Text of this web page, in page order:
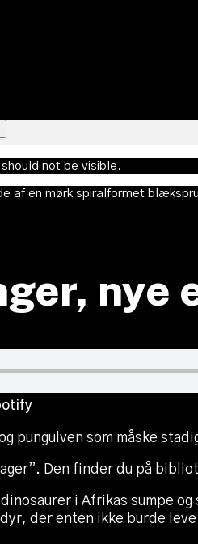
not be visible.
nye
pungulven som måske
Den finder du på
i Afrikas sumpe
der enten ikke burde